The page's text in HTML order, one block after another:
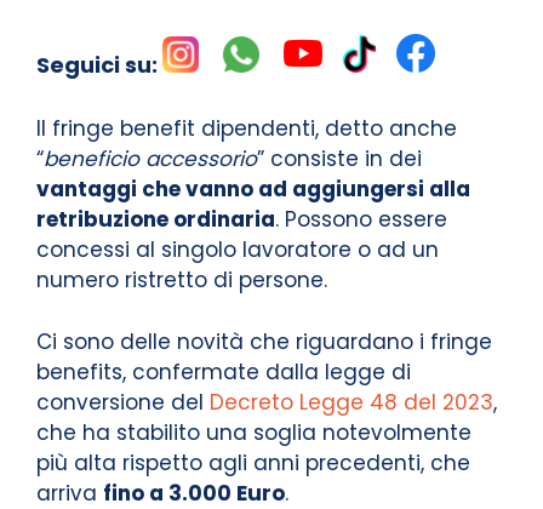
Seguici su:
Il fringe benefit dipendenti, detto anche
“beneficio accessorio” consiste in dei
vantaggi che vanno ad aggiungersi alla
retribuzione ordinaria. Possono essere
concessi al singolo lavoratore o ad un
numero ristretto di persone.
Ci sono delle novità che riguardano i fringe
benefits, confermate dalla legge di
conversione del Decreto Legge 48 del 2023,
che ha stabilito una soglia notevolmente
più alta rispetto agli anni precedenti, che
arriva fino a 3.000 Euro.